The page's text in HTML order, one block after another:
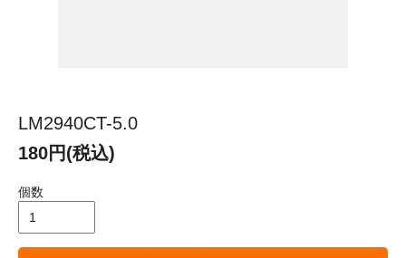
LM2940CT-5.0
180円(税込)
個数